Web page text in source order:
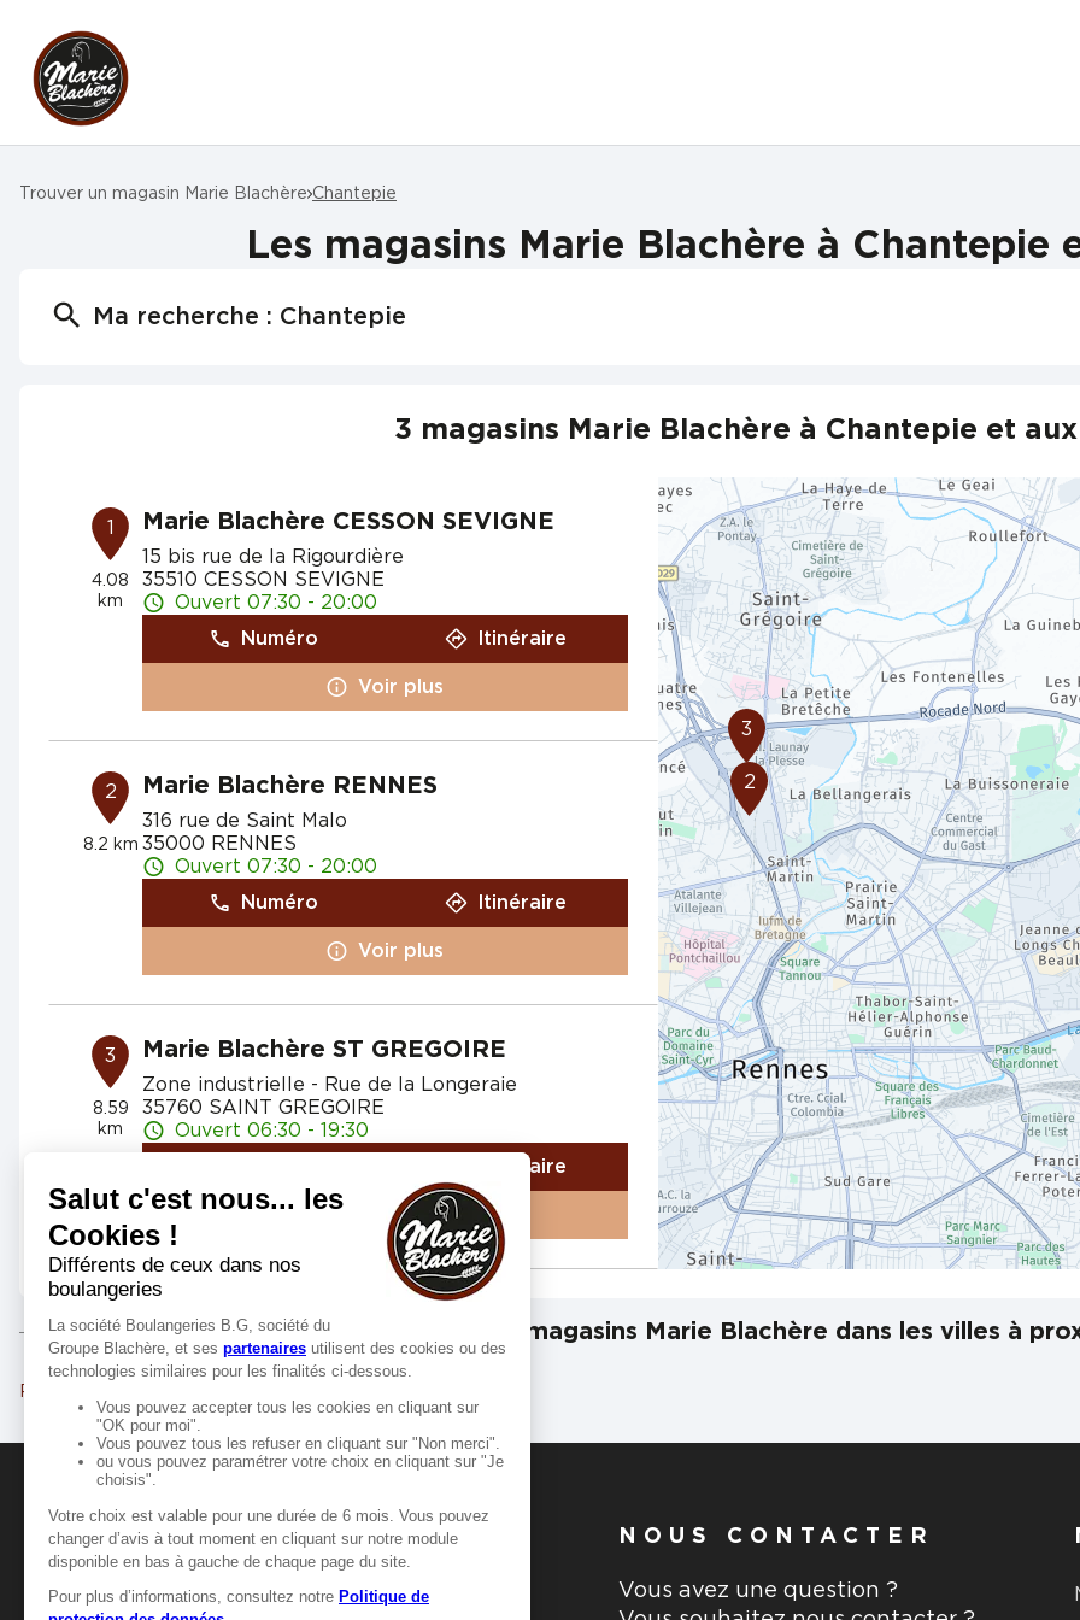
Trouver un magasin Marie Blachère Chantepie
Les magasins Marie Blachère à Chantepie
Ma recherche : Chantepie
3 magasins Marie Blachère à Chantepie et
1
4.08
km
Marie Blachère CESSON SEVIGNE
15 bis rue de la Rigourdière
35510 CESSON SEVIGNE
Ouvert 07:30 - 20:00
Numéro
Itinéraire
Voir plus
2
8.2 km
Marie Blachère RENNES
316 rue de Saint Malo
35000 RENNES
Ouvert 07:30 - 20:00
Numéro
Itinéraire
Voir plus
3
8.59
km
Marie Blachère ST GREGOIRE
Zone industrielle - Rue de la Longeraie
35760 SAINT GREGOIRE
Ouvert 06:30 - 19:30
Itinéraire
Voir plus
3
2
Les magasins Marie Blachère dans les villes à
Rennes
MANGER-BOUGER
Manger-Bouger.fr
NOUS CONTACTER
Vous avez une question ?